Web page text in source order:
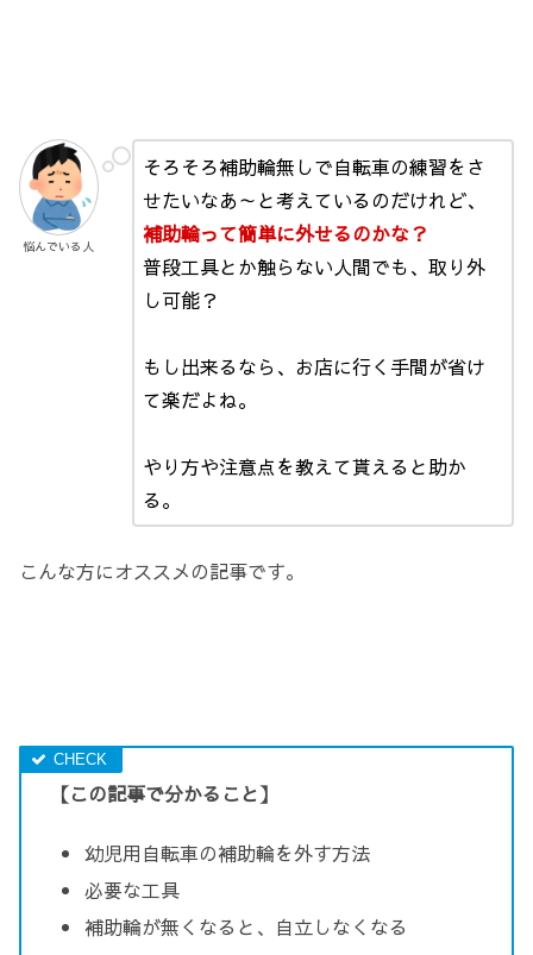
悩んでいる人
そろそろ補助輪無しで自転車の練習をさ
せたいなあ～と考えているのだけれど、
補助輪って簡単に外せるのかな？
普段工具とか触らない人間でも、取り外
し可能？
もし出来るなら、お店に行く手間が省け
て楽だよね。
やり方や注意点を教えて貰えると助か
る。
こんな方にオススメの記事です。
【この記事で分かること】
幼児用自転車の補助輪を外す方法
必要な工具
補助輪が無くなると、自立しなくなる